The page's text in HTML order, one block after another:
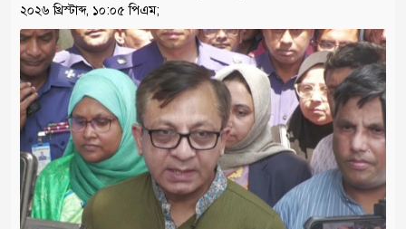
২০২৬ খ্রিস্টাব্দ, ১০:০৫ পিএম;